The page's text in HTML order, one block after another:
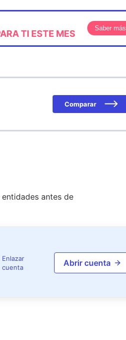
TI ESTE MES
Saber más
Comparar
antes de
Enlazar
cuenta
Abrir cuenta